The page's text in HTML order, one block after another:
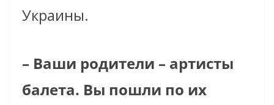
Украины.
– Ваши родители – артисты
балета. Вы пошли по их